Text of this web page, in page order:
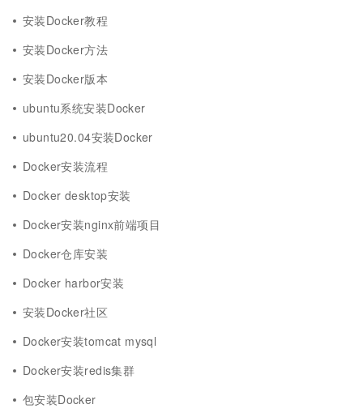
安装Docker教程
安装Docker方法
安装Docker版本
ubuntu系统安装Docker
ubuntu20.04安装Docker
Docker安装流程
Docker desktop安装
Docker安装nginx前端项目
Docker仓库安装
Docker harbor安装
安装Docker社区
Docker安装tomcat mysql
Docker安装redis集群
包安装Docker